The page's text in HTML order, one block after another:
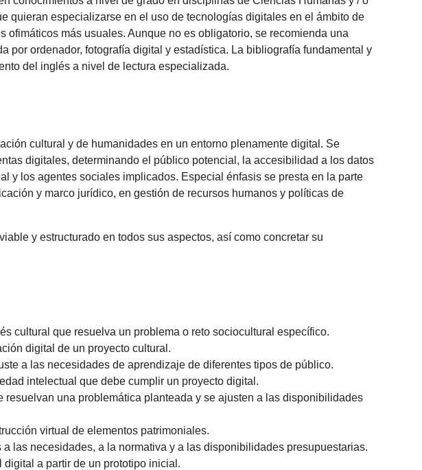
quieran especializarse en el uso de tecnologías digitales en el ámbito de
más usuales. Aunque no es obligatorio, se recomienda una
por ordenador, fotografía digital y estadística. La bibliografía fundamental y
del inglés a nivel de lectura especializada.
cultural y de humanidades en un entorno plenamente digital. Se
digitales, determinando el público potencial, la accesibilidad a los datos
y los agentes sociales implicados. Especial énfasis se presta en la parte
y marco jurídico, en gestión de recursos humanos y políticas de
y estructurado en todos sus aspectos, así como concretar su
cultural que resuelva un problema o reto sociocultural específico.
digital de un proyecto cultural.
a las necesidades de aprendizaje de diferentes tipos de público.
intelectual que debe cumplir un proyecto digital.
una problemática planteada y se ajusten a las disponibilidades
virtual de elementos patrimoniales.
las necesidades, a la normativa y a las disponibilidades presupuestarias.
a partir de un prototipo inicial.